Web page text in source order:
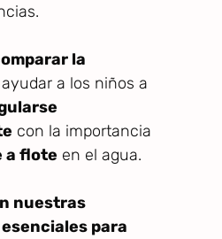
la
a los niños a
con la importancia
a flote en el agua.
nuestras
para